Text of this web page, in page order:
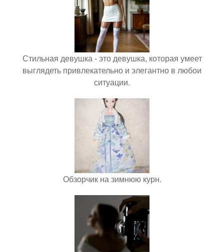
Стильная девушка - это девушка, которая умеет
выглядеть привлекательно и элегантно в любои
ситуации.
Обзорчик на зимнюю курн.